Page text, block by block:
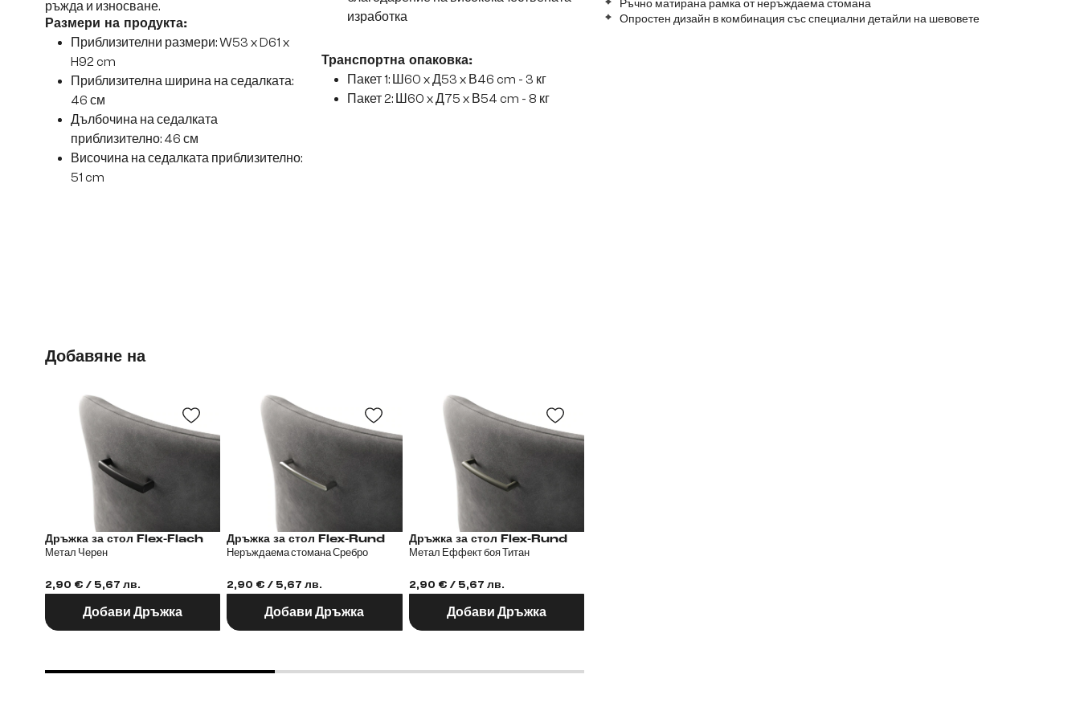
Ръчно матирана рамка от неръждаема стомана
Опростен дизайн в комбинация със специални детайли на шевовете
ръжда и износване.
Размери на продукта:
Приблизителни размери: W53 x D61 x
H92 cm
Приблизителна ширина на седалката:
46 см
Дълбочина на седалката
приблизително: 46 см
Височина на седалката приблизително:
51 cm
изработка
Транспортна опаковка:
Пакет 1: Ш60 x Д53 x В46 cm - 3 кг
Пакет 2: Ш60 x Д75 x В54 cm - 8 кг
Добавяне на
Дръжка за стол Flex-Flach
Метал Черен
2,90 € / 5,67 лв.
Добави Дръжка
Дръжка за стол Flex-Rund
Неръждаема стомана Сребро
2,90 € / 5,67 лв.
Добави Дръжка
Дръжка за стол Flex-Rund
Метал Еффект боя Титан
2,90 € / 5,67 лв.
Добави Дръжка